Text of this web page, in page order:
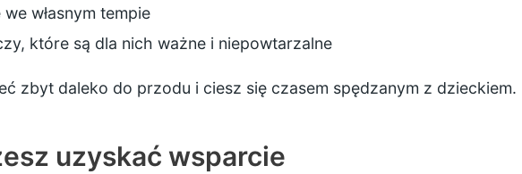
własnym tempie
które są dla nich ważne i niepowtarzalne
zbyt daleko do przodu i ciesz się czasem spędzanym z dzieckiem.
uzyskać wsparcie